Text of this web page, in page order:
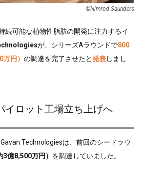
©︎Nimrod Saunders
続可能な植物性脂肪の開発に注力するイ
が、シリーズAラウンドで800
万円）の調達を完了させたと発表しまし
イロット工場立ち上げへ
Technologiesは、前回のシードラウ
億8,500万円） を調達していました。